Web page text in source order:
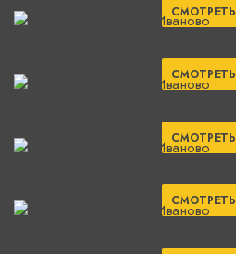
СМОТРЕТЬ
СМОТРЕТЬ
СМОТРЕТЬ
СМОТРЕТЬ